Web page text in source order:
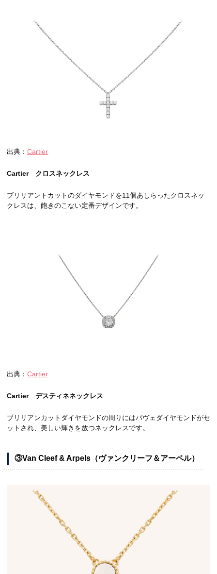
出典： Cartier
Cartier クロスネックレス
ブリリアントカットのダイヤモンドを11個あしらったクロスネッ
クレスは、飽きのこない定番デザインです。
出典： Cartier
Cartier デスティネネックレス
ブリリアンカットダイヤモンドの周りにはパヴェダイヤモンドがセ
ットされ、美しい輝きを放つネックレスです。
③Van Cleef & Arpels（ヴァンクリーフ＆アーペル）